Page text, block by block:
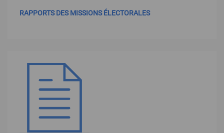
RAPPORTS DES MISSIONS ÉLECTORALES